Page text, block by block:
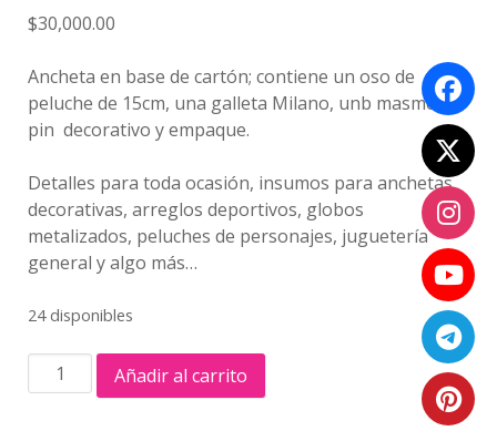
$30,000.00
Ancheta en base de cartón; contiene un oso de
peluche de 15cm, una galleta Milano, unb masmelo,
pin decorativo y empaque.
Detalles para toda ocasión, insumos para anchetas
decorativas, arreglos deportivos, globos
metalizados, peluches de personajes, juguetería
general y algo más…
24 disponibles
ANCHETA
PELUCHE
Añadir al carrito